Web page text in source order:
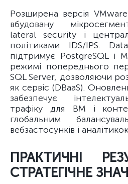
Розширена версія
вбудовану
lateral security і
політиками IDS/IPS.
підтримує PostgreSQL і
режимі попереднього
SQL Server, дозволяючи
як сервіс (DBaaS).
забезпечує
трафіку для ВМ і
глобальним
вебзастосунків і
ПРАКТИЧНІ
СТРАТЕГІЧНЕ